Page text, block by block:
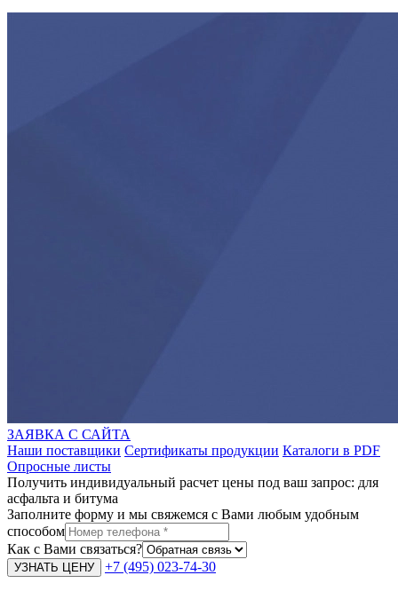
ЗАЯВКА С САЙТА
Наши поставщики Сертификаты продукции Каталоги в PDF
Опросные листы
Получить индивидуальный расчет цены под ваш запрос: для
асфальта и битума
Заполните форму и мы свяжемся с Вами любым удобным
способом
Как с Вами связаться?
+7 (495) 023-74-30